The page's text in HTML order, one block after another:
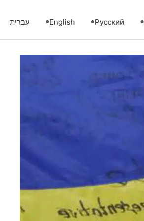
Русский
English עברית